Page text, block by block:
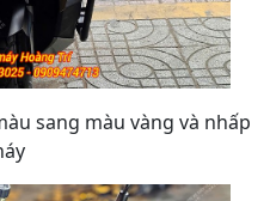
sang màu vàng và nhấp